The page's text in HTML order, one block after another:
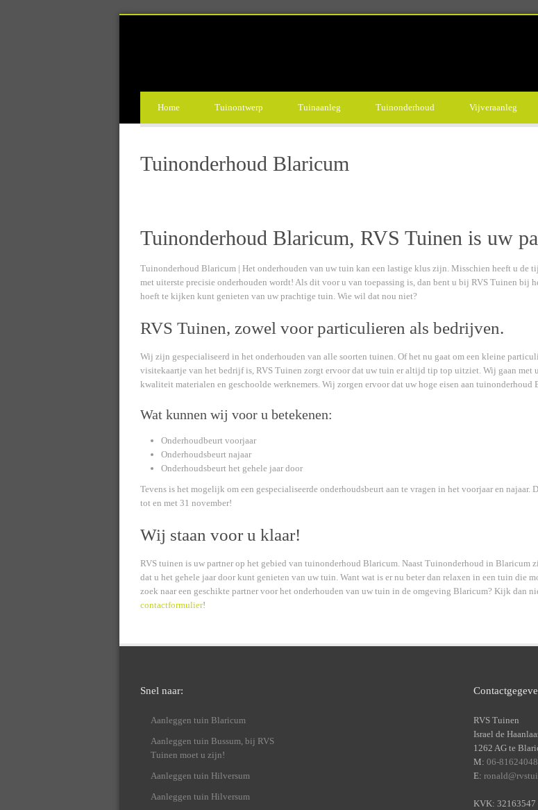
Home Tuinontwerp Tuinaanleg Tuinonderhoud Vijveraanleg
Tuinonderhoud Blaricum
Tuinonderhoud Blaricum, RVS Tuinen is uw
Tuinonderhoud Blaricum | Het onderhouden van uw tuin kan een lastige klus zijn. Misschien heeft u
met uiterste precisie onderhouden wordt! Als dit voor u van toepassing is, dan bent u bij RVS Tuinen bij
hoeft te kijken kunt genieten van uw prachtige tuin. Wie wil dat nou niet?
RVS Tuinen, zowel voor particulieren als bedrijven.
Wij zijn gespecialiseerd in het onderhouden van alle soorten tuinen. Of het nu gaat om een kleine
visitekaartje van het bedrijf is, RVS Tuinen zorgt ervoor dat uw tuin er altijd tip top uitziet. Wij gaan met
kwaliteit materialen en geschoolde werknemers. Wij zorgen ervoor dat uw hoge eisen aan tuinonderhoud
Wat kunnen wij voor u betekenen:
Onderhoudbeurt voorjaar
Onderhoudsbeurt najaar
Onderhoudsbeurt het gehele jaar door
Tevens is het mogelijk om een gespecialiseerde onderhoudsbeurt aan te vragen in het voorjaar en
tot en met 31 november!
Wij staan voor u klaar!
RVS tuinen is uw partner op het gebied van tuinonderhoud Blaricum. Naast Tuinonderhoud in
dat u het gehele jaar door kunt genieten van uw tuin. Want wat is er nu beter dan relaxen in een tuin die
zoek naar een geschikte partner voor het onderhouden van uw tuin in de omgeving Blaricum? Kijk dan
contactformulier!
Snel naar:
Aanleggen tuin Blaricum
Aanleggen tuin Bussum, bij RVS
Tuinen moet u zijn!
Aanleggen tuin Hilversum
Aanleggen tuin Hilversum
RVS Tuinen
Israel de
1262 AG te
M: 06-81624048
E:
KVK: 32163547